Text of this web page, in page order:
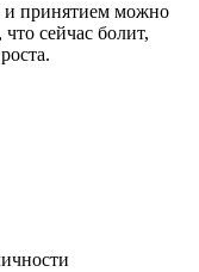
и принятием можно
сейчас болит,